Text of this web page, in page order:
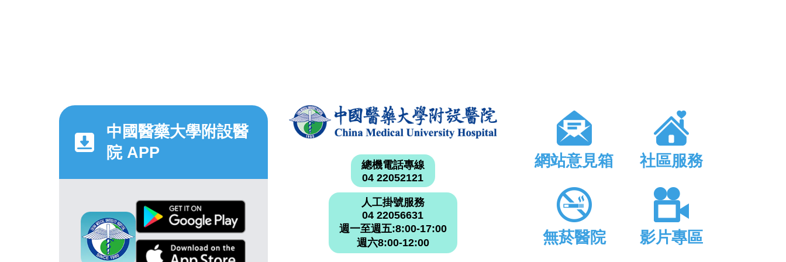
中國醫藥大學附設醫
院 APP
總機電話專線
04 22052121
人工掛號服務
04 22056631
週一至週五:8:00-17:00
週六8:00-12:00
網站意見箱 社區服務
無菸醫院 影片專區